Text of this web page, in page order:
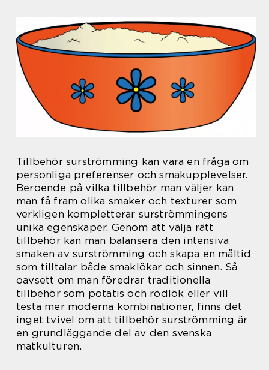
Tillbehör surströmming kan vara en fråga om
personliga preferenser och smakupplevelser.
Beroende på vilka tillbehör man väljer kan
man få fram olika smaker och texturer som
verkligen kompletterar surströmmingens
unika egenskaper. Genom att välja rätt
tillbehör kan man balansera den intensiva
smaken av surströmming och skapa en måltid
som tilltalar både smaklökar och sinnen. Så
oavsett om man föredrar traditionella
tillbehör som potatis och rödlök eller vill
testa mer moderna kombinationer, finns det
inget tvivel om att tillbehör surströmming är
en grundläggande del av den svenska
matkulturen.